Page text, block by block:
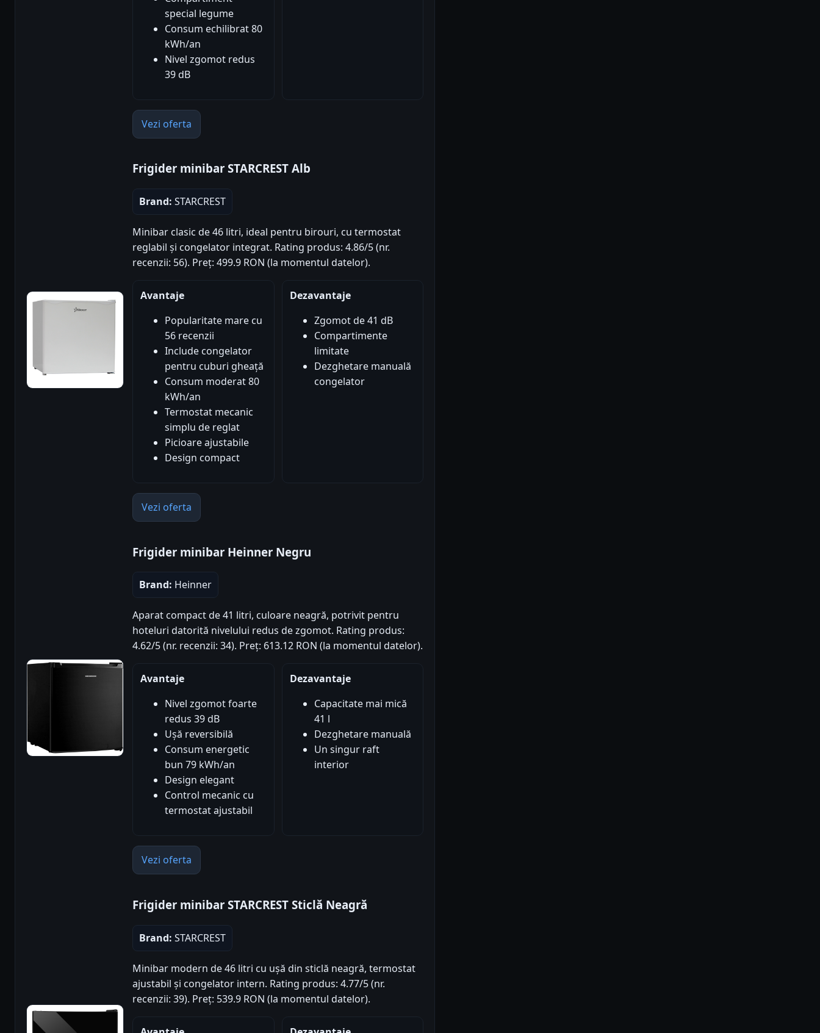
special legume
Consum echilibrat 80
kWh/an
Nivel zgomot redus
39 dB
Vezi oferta
Frigider minibar STARCREST Alb
Brand: STARCREST
Minibar clasic de 46 litri, ideal pentru birouri, cu termostat
reglabil și congelator integrat. Rating produs: 4.86/5 (nr.
recenzii: 56). Preț: 499.9 RON (la momentul datelor).
Avantaje
Popularitate mare cu
56 recenzii
Include congelator
pentru cuburi gheață
Consum moderat 80
kWh/an
Termostat mecanic
simplu de reglat
Picioare ajustabile
Design compact
Dezavantaje
Zgomot de 41 dB
Compartimente
limitate
Dezghetare manuală
congelator
Vezi oferta
Frigider minibar Heinner Negru
Brand: Heinner
Aparat compact de 41 litri, culoare neagră, potrivit pentru
hoteluri datorită nivelului redus de zgomot. Rating produs:
4.62/5 (nr. recenzii: 34). Preț: 613.12 RON (la momentul datelor).
Avantaje
Nivel zgomot foarte
redus 39 dB
Ușă reversibilă
Consum energetic
bun 79 kWh/an
Design elegant
Control mecanic cu
termostat ajustabil
Dezavantaje
Capacitate mai mică
41 l
Dezghetare manuală
Un singur raft
interior
Vezi oferta
Frigider minibar STARCREST Sticlă Neagră
Brand: STARCREST
Minibar modern de 46 litri cu ușă din sticlă neagră, termostat
ajustabil și congelator intern. Rating produs: 4.77/5 (nr.
recenzii: 39). Preț: 539.9 RON (la momentul datelor).